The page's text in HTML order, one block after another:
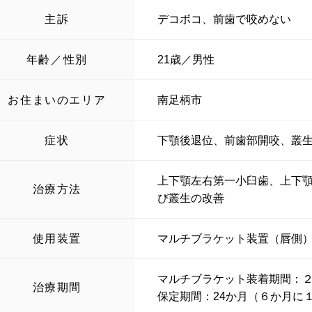
主訴 デコボコ、前歯で咬めない
年齢／性別 21歳／男性
お住まいのエリア 南足柄市
症状 下顎後退位、前歯部開咬、叢
治療方法
上下顎左右第一小臼歯、上下
び叢生の改善
使用装置 マルチブラケット装置（唇側
治療期間
マルチブラケット装着期間：
保定期間：24か月（６か月に